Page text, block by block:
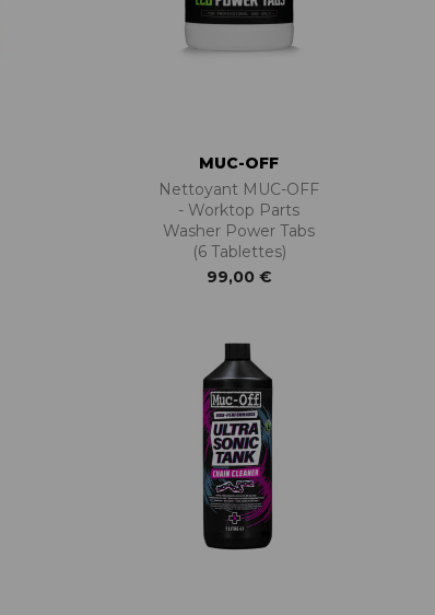
MUC-OFF
Nettoyant MUC-OFF
- Worktop Parts
Washer Power Tabs
(6 Tablettes)
99,00 €